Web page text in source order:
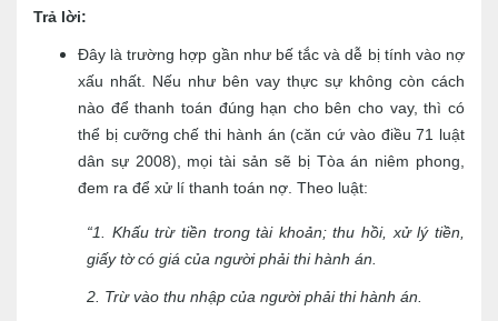
Trả lời:
Đây là trường hợp gần như bế tắc và dễ bị tính vào nợ
xấu nhất. Nếu như bên vay thực sự không còn cách
nào để thanh toán đúng hạn cho bên cho vay, thì có
thể bị cưỡng chế thi hành án (căn cứ vào điều 71 luật
dân sự 2008), mọi tài sản sẽ bị Tòa án niêm phong,
đem ra để xử lí thanh toán nợ. Theo luật:
“1. Khấu trừ tiền trong tài khoản; thu hồi, xử lý tiền,
giấy tờ có giá của người phải thi hành án.
2. Trừ vào thu nhập của người phải thi hành án.